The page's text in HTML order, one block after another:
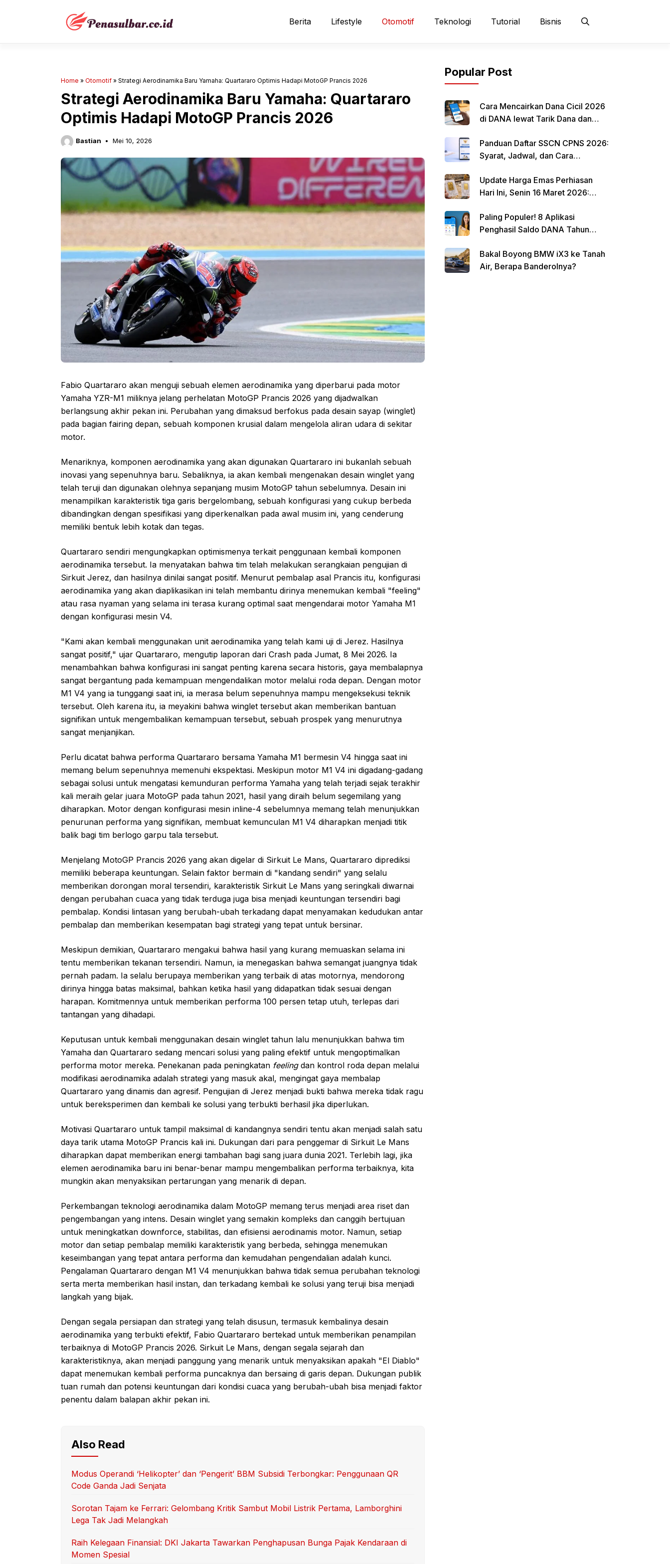
Berita Lifestyle Otomotif Teknologi Tutorial Bisnis
Home » Otomotif » Strategi Aerodinamika Baru Yamaha: Quartararo Optimis Hadapi MotoGP Prancis 2026
Strategi Aerodinamika Baru Yamaha: Quartararo
Optimis Hadapi MotoGP Prancis 2026
Bastian Mei 10, 2026
Fabio Quartararo akan menguji sebuah elemen aerodinamika yang diperbarui pada motor
Yamaha YZR-M1 miliknya jelang perhelatan MotoGP Prancis 2026 yang dijadwalkan
berlangsung akhir pekan ini. Perubahan yang dimaksud berfokus pada desain sayap (winglet)
pada bagian fairing depan, sebuah komponen krusial dalam mengelola aliran udara di sekitar
motor.
Menariknya, komponen aerodinamika yang akan digunakan Quartararo ini bukanlah sebuah
inovasi yang sepenuhnya baru. Sebaliknya, ia akan kembali mengenakan desain winglet yang
telah teruji dan digunakan olehnya sepanjang musim MotoGP tahun sebelumnya. Desain ini
menampilkan karakteristik tiga garis bergelombang, sebuah konfigurasi yang cukup berbeda
dibandingkan dengan spesifikasi yang diperkenalkan pada awal musim ini, yang cenderung
memiliki bentuk lebih kotak dan tegas.
Quartararo sendiri mengungkapkan optimismenya terkait penggunaan kembali komponen
aerodinamika tersebut. Ia menyatakan bahwa tim telah melakukan serangkaian pengujian di
Sirkuit Jerez, dan hasilnya dinilai sangat positif. Menurut pembalap asal Prancis itu, konfigurasi
aerodinamika yang akan diaplikasikan ini telah membantu dirinya menemukan kembali "feeling"
atau rasa nyaman yang selama ini terasa kurang optimal saat mengendarai motor Yamaha M1
dengan konfigurasi mesin V4.
"Kami akan kembali menggunakan unit aerodinamika yang telah kami uji di Jerez. Hasilnya
sangat positif," ujar Quartararo, mengutip laporan dari Crash pada Jumat, 8 Mei 2026. Ia
menambahkan bahwa konfigurasi ini sangat penting karena secara historis, gaya membalapnya
sangat bergantung pada kemampuan mengendalikan motor melalui roda depan. Dengan motor
M1 V4 yang ia tunggangi saat ini, ia merasa belum sepenuhnya mampu mengeksekusi teknik
tersebut. Oleh karena itu, ia meyakini bahwa winglet tersebut akan memberikan bantuan
signifikan untuk mengembalikan kemampuan tersebut, sebuah prospek yang menurutnya
sangat menjanjikan.
Perlu dicatat bahwa performa Quartararo bersama Yamaha M1 bermesin V4 hingga saat ini
memang belum sepenuhnya memenuhi ekspektasi. Meskipun motor M1 V4 ini digadang-gadang
sebagai solusi untuk mengatasi kemunduran performa Yamaha yang telah terjadi sejak terakhir
kali meraih gelar juara MotoGP pada tahun 2021, hasil yang diraih belum segemilang yang
diharapkan. Motor dengan konfigurasi mesin inline-4 sebelumnya memang telah menunjukkan
penurunan performa yang signifikan, membuat kemunculan M1 V4 diharapkan menjadi titik
balik bagi tim berlogo garpu tala tersebut.
Menjelang MotoGP Prancis 2026 yang akan digelar di Sirkuit Le Mans, Quartararo diprediksi
memiliki beberapa keuntungan. Selain faktor bermain di "kandang sendiri" yang selalu
memberikan dorongan moral tersendiri, karakteristik Sirkuit Le Mans yang seringkali diwarnai
dengan perubahan cuaca yang tidak terduga juga bisa menjadi keuntungan tersendiri bagi
pembalap. Kondisi lintasan yang berubah-ubah terkadang dapat menyamakan kedudukan antar
pembalap dan memberikan kesempatan bagi strategi yang tepat untuk bersinar.
Meskipun demikian, Quartararo mengakui bahwa hasil yang kurang memuaskan selama ini
tentu memberikan tekanan tersendiri. Namun, ia menegaskan bahwa semangat juangnya tidak
pernah padam. Ia selalu berupaya memberikan yang terbaik di atas motornya, mendorong
dirinya hingga batas maksimal, bahkan ketika hasil yang didapatkan tidak sesuai dengan
harapan. Komitmennya untuk memberikan performa 100 persen tetap utuh, terlepas dari
tantangan yang dihadapi.
Keputusan untuk kembali menggunakan desain winglet tahun lalu menunjukkan bahwa tim
Yamaha dan Quartararo sedang mencari solusi yang paling efektif untuk mengoptimalkan
performa motor mereka. Penekanan pada peningkatan feelingdan kontrol roda depan melalui
modifikasi aerodinamika adalah strategi yang masuk akal, mengingat gaya membalap
Quartararo yang dinamis dan agresif. Pengujian di Jerez menjadi bukti bahwa mereka tidak ragu
untuk bereksperimen dan kembali ke solusi yang terbukti berhasil jika diperlukan.
Motivasi Quartararo untuk tampil maksimal di kandangnya sendiri tentu akan menjadi salah satu
daya tarik utama MotoGP Prancis kali ini. Dukungan dari para penggemar di Sirkuit Le Mans
diharapkan dapat memberikan energi tambahan bagi sang juara dunia 2021. Terlebih lagi, jika
elemen aerodinamika baru ini benar-benar mampu mengembalikan performa terbaiknya, kita
mungkin akan menyaksikan pertarungan yang menarik di depan.
Perkembangan teknologi aerodinamika dalam MotoGP memang terus menjadi area riset dan
pengembangan yang intens. Desain winglet yang semakin kompleks dan canggih bertujuan
untuk meningkatkan downforce, stabilitas, dan efisiensi aerodinamis motor. Namun, setiap
motor dan setiap pembalap memiliki karakteristik yang berbeda, sehingga menemukan
keseimbangan yang tepat antara performa dan kemudahan pengendalian adalah kunci.
Pengalaman Quartararo dengan M1 V4 menunjukkan bahwa tidak semua perubahan teknologi
serta merta memberikan hasil instan, dan terkadang kembali ke solusi yang teruji bisa menjadi
langkah yang bijak.
Dengan segala persiapan dan strategi yang telah disusun, termasuk kembalinya desain
aerodinamika yang terbukti efektif, Fabio Quartararo bertekad untuk memberikan penampilan
terbaiknya di MotoGP Prancis 2026. Sirkuit Le Mans, dengan segala sejarah dan
karakteristiknya, akan menjadi panggung yang menarik untuk menyaksikan apakah "El Diablo"
dapat menemukan kembali performa puncaknya dan bersaing di garis depan. Dukungan publik
tuan rumah dan potensi keuntungan dari kondisi cuaca yang berubah-ubah bisa menjadi faktor
penentu dalam balapan akhir pekan ini.
Also Read
Modus Operandi ‘Helikopter’ dan ‘Pengerit’ BBM Subsidi Terbongkar: Penggunaan QR
Code Ganda Jadi Senjata
Sorotan Tajam ke Ferrari: Gelombang Kritik Sambut Mobil Listrik Pertama, Lamborghini
Lega Tak Jadi Melangkah
Raih Kelegaan Finansial: DKI Jakarta Tawarkan Penghapusan Bunga Pajak Kendaraan di
Momen Spesial
Popular Post
Cara Mencairkan Dana Cicil 2026
di DANA lewat Tarik Dana dan
Panduan Daftar SSCN CPNS 2026:
Syarat, Jadwal, dan Cara
Update Harga Emas Perhiasan
Hari Ini, Senin 16 Maret 2026:
Paling Populer! 8 Aplikasi
Penghasil Saldo DANA Tahun
Bakal Boyong BMW iX3 ke Tanah
Air, Berapa Banderolnya?